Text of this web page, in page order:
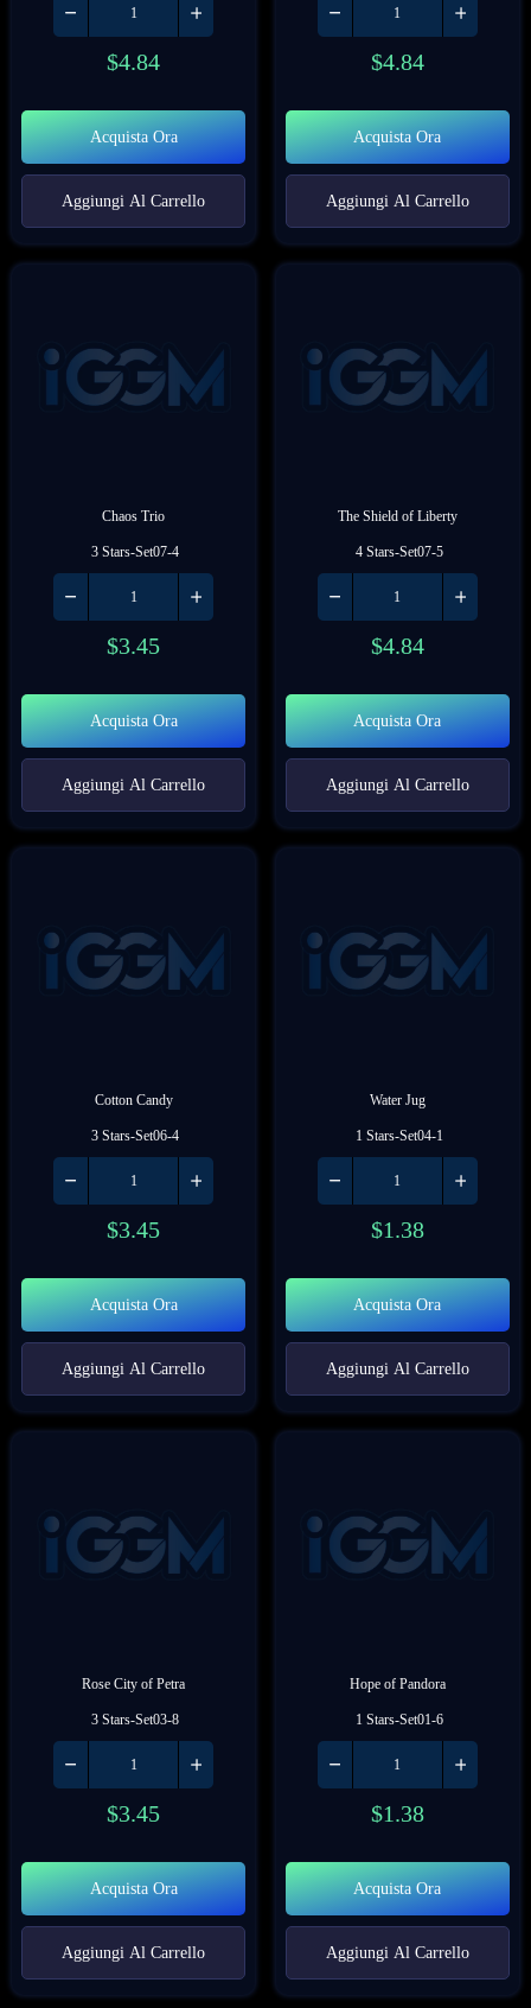
$4.84
Acquista Ora
Aggiungi Al Carrello
$4.84
Acquista Ora
Aggiungi Al Carrello
Chaos Trio
3 Stars-Set07-4
$3.45
Acquista Ora
Aggiungi Al Carrello
The Shield of Liberty
4 Stars-Set07-5
$4.84
Acquista Ora
Aggiungi Al Carrello
Cotton Candy
3 Stars-Set06-4
$3.45
Acquista Ora
Aggiungi Al Carrello
Water Jug
1 Stars-Set04-1
$1.38
Acquista Ora
Aggiungi Al Carrello
Rose City of Petra
3 Stars-Set03-8
$3.45
Acquista Ora
Aggiungi Al Carrello
Hope of Pandora
1 Stars-Set01-6
$1.38
Acquista Ora
Aggiungi Al Carrello